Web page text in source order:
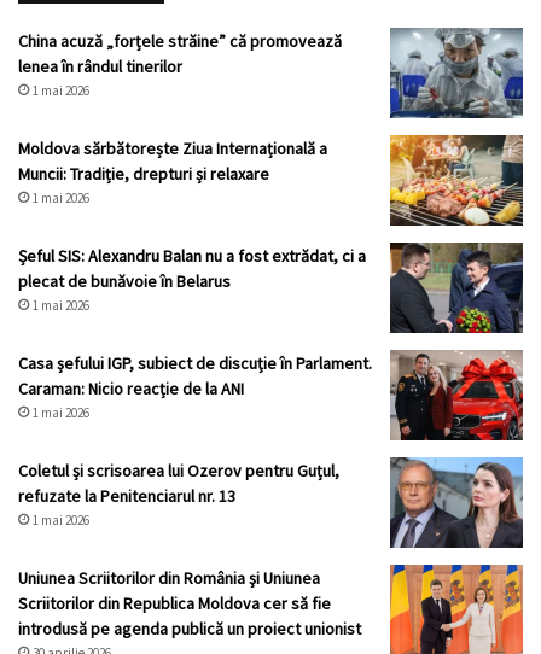
China acuză „forțele străine” că promovează
lenea în rândul tinerilor
1 mai 2026
Moldova sărbătorește Ziua Internațională a
Muncii: Tradiție, drepturi și relaxare
1 mai 2026
Șeful SIS: Alexandru Balan nu a fost extrădat, ci a
plecat de bunăvoie în Belarus
1 mai 2026
Casa șefului IGP, subiect de discuție în Parlament.
Caraman: Nicio reacție de la ANI
1 mai 2026
Coletul și scrisoarea lui Ozerov pentru Guțul,
refuzate la Penitenciarul nr. 13
1 mai 2026
Uniunea Scriitorilor din România şi Uniunea
Scriitorilor din Republica Moldova cer să fie
introdusă pe agenda publică un proiect unionist